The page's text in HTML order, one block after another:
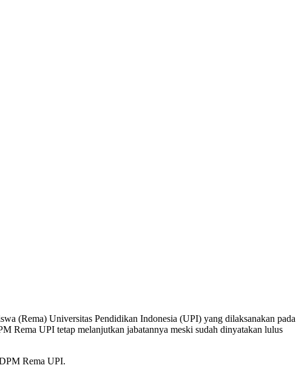
(Rema) Universitas Pendidikan Indonesia (UPI) yang dilaksanakan pada
Rema UPI tetap melanjutkan jabatannya meski sudah dinyatakan lulus
Rema UPI.